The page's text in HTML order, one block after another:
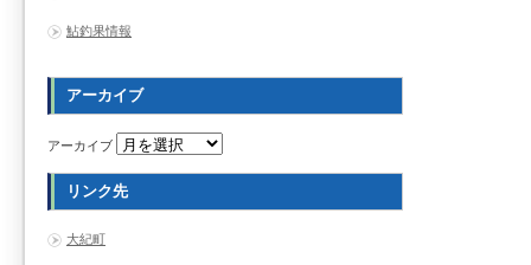
鮎釣果情報
アーカイブ
アーカイブ
リンク先
大紀町